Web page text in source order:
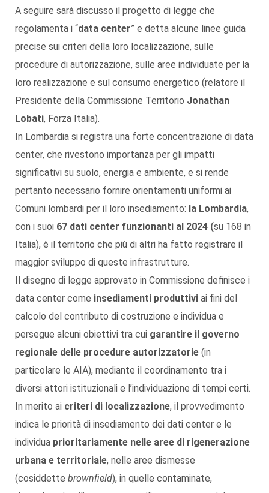
A seguire sarà discusso il progetto di legge che
regolamenta i “data center” e detta alcune linee guida
precise sui criteri della loro localizzazione, sulle
procedure di autorizzazione, sulle aree individuate per la
loro realizzazione e sul consumo energetico (relatore il
Presidente della Commissione Territorio Jonathan
Lobati, Forza Italia).
In Lombardia si registra una forte concentrazione di data
center, che rivestono importanza per gli impatti
significativi su suolo, energia e ambiente, e si rende
pertanto necessario fornire orientamenti uniformi ai
Comuni lombardi per il loro insediamento: la Lombardia,
con i suoi 67 dati center funzionanti al 2024 (su 168 in
Italia), è il territorio che più di altri ha fatto registrare il
maggior sviluppo di queste infrastrutture.
Il disegno di legge approvato in Commissione definisce i
data center come insediamenti produttivi ai fini del
calcolo del contributo di costruzione e individua e
persegue alcuni obiettivi tra cui garantire il governo
regionale delle procedure autorizzatorie (in
particolare le AIA), mediante il coordinamento tra i
diversi attori istituzionali e l’individuazione di tempi certi.
In merito ai criteri di localizzazione, il provvedimento
indica le priorità di insediamento dei dati center e le
individua prioritariamente nelle aree di rigenerazione
urbana e territoriale, nelle aree dismesse
(cosiddette brownfield), in quelle contaminate,